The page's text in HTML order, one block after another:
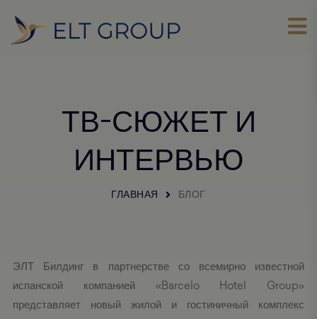
ТВ-СЮЖЕТ И
ИНТЕРВЬЮ
ГЛАВНАЯ БЛОГ
ЭЛТ Билдинг в партнерстве со всемирно известной
испанской компанией «Barcelo Hotel Group»
представляет новый жилой и гостиничный комплекс